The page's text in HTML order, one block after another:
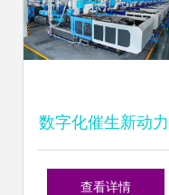
数字化催生新动
中国联塑推动智能
查看详情